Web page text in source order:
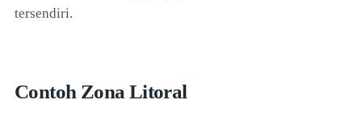
tersendiri.
Contoh Zona Litoral